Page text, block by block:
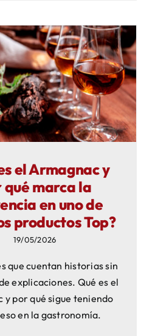
el Armagnac y
qué marca la
en uno de
productos Top?
19/05/2026
que cuentan historias sin
explicaciones. Qué es el
y por qué sigue teniendo
en la gastronomía.